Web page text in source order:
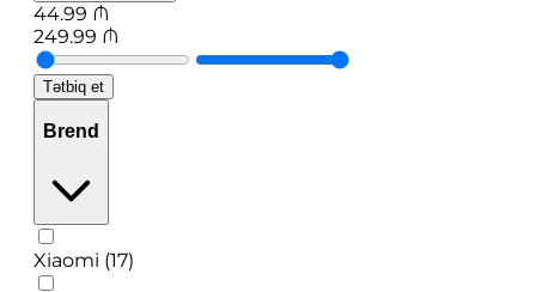
44.99 ₼
249.99 ₼
Tətbiq et
Brend
Xiaomi (17)